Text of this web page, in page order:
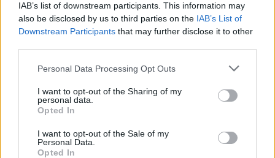
IAB’s list of downstream participants. This information may
also be disclosed by us to third parties on the IAB’s List of
Downstream Participants that may further disclose it to other
Please note that this website/app uses one or more Google
not limited to your visit or usage behaviour. You may click to
grant or deny consent to Google and its third-party tags to
use your data for below specified purposes in below Google
consent section.
Personal Data Processing Opt Outs
I want to opt-out of the Sharing of my
personal data.
Opted In
I want to opt-out of the Sale of my
Personal Data.
Opted In
Akinek nem tetszik Bumeráng, ne hallgassa!
Egyébként meg próbáljatok meg olyan dolgokat
megtenni, mint Ők, ill. a Sláger!
Ez az ország! Csak a sok fikázó köcsög!
Ahelyett, hogy itt okoskodnátok, inkább dolgozzatok,
abból lesz legalább adóforint...
Hallgass Bartókot, ha nem tetszik Sláger vagy
Danubius. Nem véletlenül hallgatják őket ennyien.
És nem csak azért, mert országos rádiók.
ha szarok lennének, senki sem hallgatná.